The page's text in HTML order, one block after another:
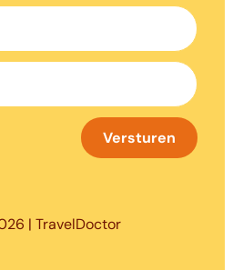
Versturen
| TravelDoctor